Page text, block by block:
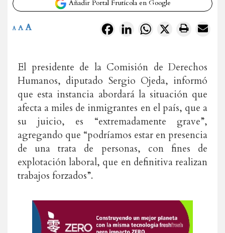
Añadir Portal Frutícola en Google
FacebookLinkedInWhatsApp
X
A A A
El presidente de la Comisión de Derechos
Humanos, diputado Sergio Ojeda, informó
que esta instancia abordará la situación que
afecta a miles de inmigrantes en el país, que a
su juicio, es “extremadamente grave”,
agregando que “podríamos estar en presencia
de una trata de personas, con fines de
explotación laboral, que en definitiva realizan
trabajos forzados”.